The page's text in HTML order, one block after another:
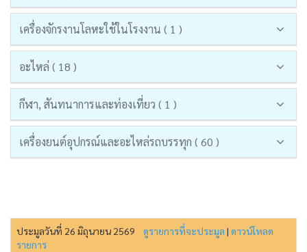
เครื่องจักรงานโลหะใช้ในโรงงาน ( 1 )
อะไหล่ ( 18 )
กีฬา, สันทนาการและท่องเที่ยว ( 1 )
เครื่องยนต์อุปกรณ์และอะไหล่รถบรรทุก ( 60 )
ประมูลวันที่ 26 มิถุนายน 2569 ดูรายการที่จะประมูล | ดาวน์โหลด
รายการ